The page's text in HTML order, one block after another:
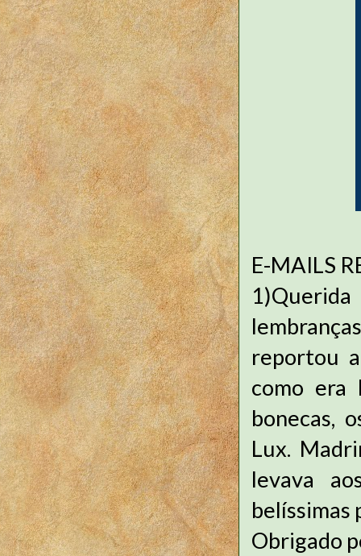
E-MAILS
1)Querida
reportou
como era
bonecas,
Lux.
levava
belíssimas
Obrigado